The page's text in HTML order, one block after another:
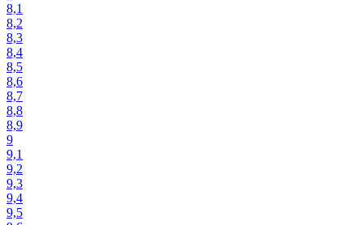
8,1
8,2
8,3
8,4
8,5
8,6
8,7
8,8
8,9
9
9,1
9,2
9,3
9,4
9,5